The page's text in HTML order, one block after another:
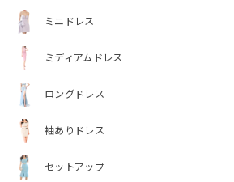
ミニドレス
ミディアムドレス
ロングドレス
袖ありドレス
セットアップ